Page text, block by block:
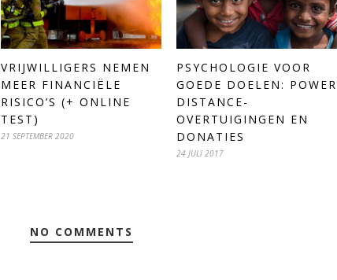
VRIJWILLIGERS NEMEN
MEER FINANCIËLE
RISICO’S (+ ONLINE
TEST)
21 SEPTEMBER 2020
PSYCHOLOGIE VOOR
GOEDE DOELEN: POWER
DISTANCE-
OVERTUIGINGEN EN
DONATIES
24 JULI 2017
NO COMMENTS